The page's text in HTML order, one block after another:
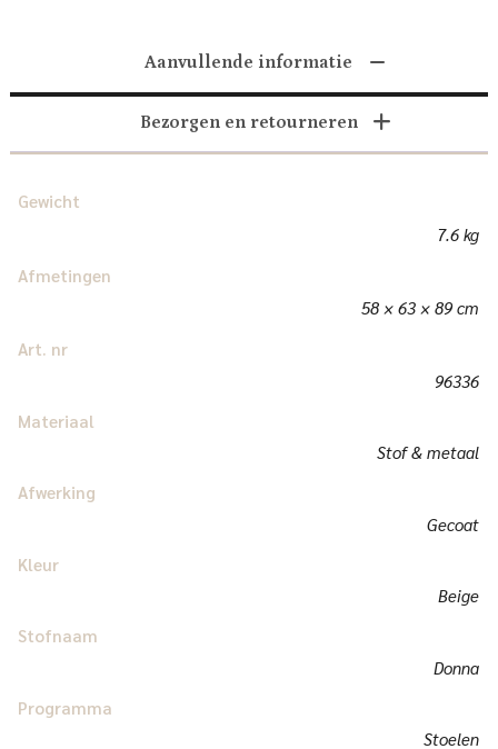
Aanvullende informatie
Bezorgen en retourneren
Gewicht
7.6 kg
Afmetingen
58 × 63 × 89 cm
Art. nr
96336
Materiaal
Stof & metaal
Afwerking
Gecoat
Kleur
Beige
Stofnaam
Donna
Programma
Stoelen